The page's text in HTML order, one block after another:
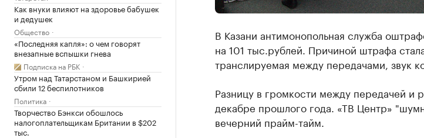
Как внуки влияют на здоровье бабушек
и дедушек
Общество
«Последняя капля»: о чем говорят
внезапные вспышки гнева
Подписка на РБК
Утром над Татарстаном и Башкирией
сбили 12 беспилотников
Политика
Творчество Бэнкси обошлось
налогоплательщикам Британии в $202
тыс.
В Казани антимонопольная служба
на 101 тыс.рублей. Причиной штрафа
транслируемая между передачами, звук
Разницу в громкости между передачей и
декабре прошлого года. «ТВ Центр»
вечерний прайм-тайм.